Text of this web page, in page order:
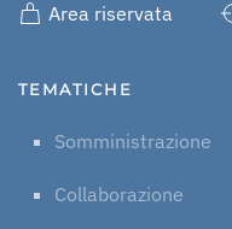
Area riservata
TEMATICHE
Somministrazione
Collaborazione